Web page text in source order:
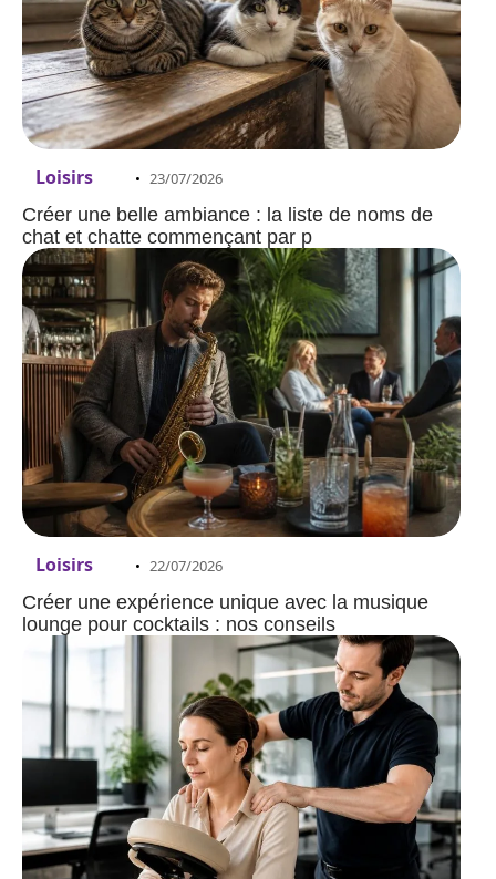
Loisirs 23/07/2026
Créer une belle ambiance : la liste de noms de
chat et chatte commençant par p
Loisirs 22/07/2026
Créer une expérience unique avec la musique
lounge pour cocktails : nos conseils